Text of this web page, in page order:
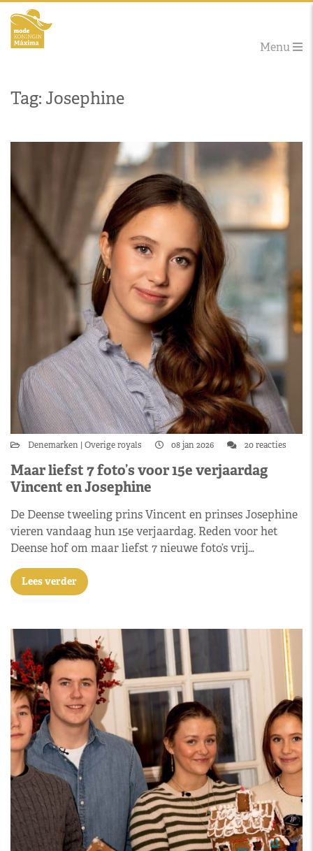
Menu
Tag: Josephine
Denemarken Overige royals 08 jan 2026 20 reacties
Maar liefst 7 foto’s voor 15e verjaardag
Vincent en Josephine
De Deense tweeling prins Vincent en prinses Josephine
vieren vandaag hun 15e verjaardag. Reden voor het
Deense hof om maar liefst 7 nieuwe foto’s vrij…
Lees verder